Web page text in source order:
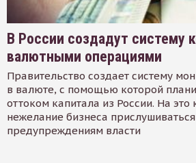
В России создадут систему
валютными операциями
Правительство создает систему
в валюте, с помощью которой
оттоком капитала из России. На это
нежелание бизнеса
предупреждениям власти